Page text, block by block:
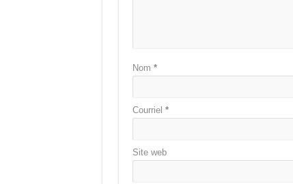
Nom *
Courriel *
Site web